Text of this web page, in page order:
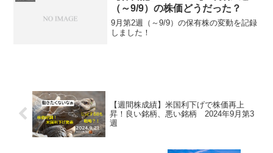
で100株ずつ新NISAへ迎え入れた投資判
断を解説します。
（～9/9）の株価どうだった？
9月第2週（～9/9）の保有株の変動を記録
しました！
【週間株成績】米国利下げで株価再上
昇！良い銘柄、悪い銘柄 2024年9月第3
週